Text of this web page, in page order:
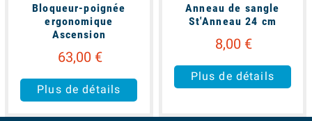
Bloqueur-poignée
ergonomique
Ascension
63,00 €
Plus de détails
Anneau de sangle
St'Anneau 24 cm
8,00 €
Plus de détails